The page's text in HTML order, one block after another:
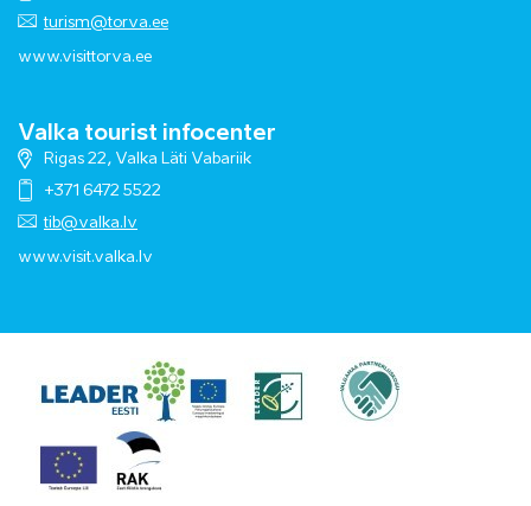
turism@torva.ee
www.visittorva.ee
Valka tourist infocenter
Rigas 22, Valka Läti Vabariik
+371 6472 5522
tib@valka.lv
www.visit.valka.lv